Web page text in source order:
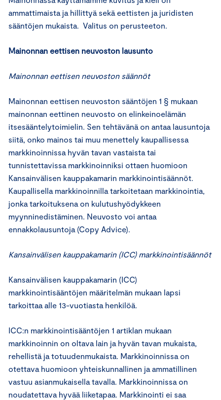
ammattimaista ja hillittyä sekä eettisten ja juridisten
sääntöjen mukaista. Valitus on perusteeton.
Mainonnan eettisen neuvoston lausunto
Mainonnan eettisen neuvoston säännöt
Mainonnan eettisen neuvoston sääntöjen 1 § mukaan
mainonnan eettinen neuvosto on elinkeinoelämän
itsesääntelytoimielin. Sen tehtävänä on antaa lausuntoja
siitä, onko mainos tai muu menettely kaupallisessa
markkinoinnissa hyvän tavan vastaista tai
tunnistettavissa markkinoinniksi ottaen huomioon
Kansainvälisen kauppakamarin markkinointisäännöt.
Kaupallisella markkinoinnilla tarkoitetaan markkinointia,
jonka tarkoituksena on kulutushyödykkeen
myynninedistäminen. Neuvosto voi antaa
ennakkolausuntoja (Copy Advice).
Kansainvälisen kauppakamarin (ICC) markkinointisäännöt
Kansainvälisen kauppakamarin (ICC)
markkinointisääntöjen määritelmän mukaan lapsi
tarkoittaa alle 13-vuotiasta henkilöä.
ICC:n markkinointisääntöjen 1 artiklan mukaan
markkinoinnin on oltava lain ja hyvän tavan mukaista,
rehellistä ja totuudenmukaista. Markkinoinnissa on
otettava huomioon yhteiskunnallinen ja ammatillinen
vastuu asianmukaisella tavalla. Markkinoinnissa on
noudatettava hyvää liiketapaa. Markkinointi ei saa